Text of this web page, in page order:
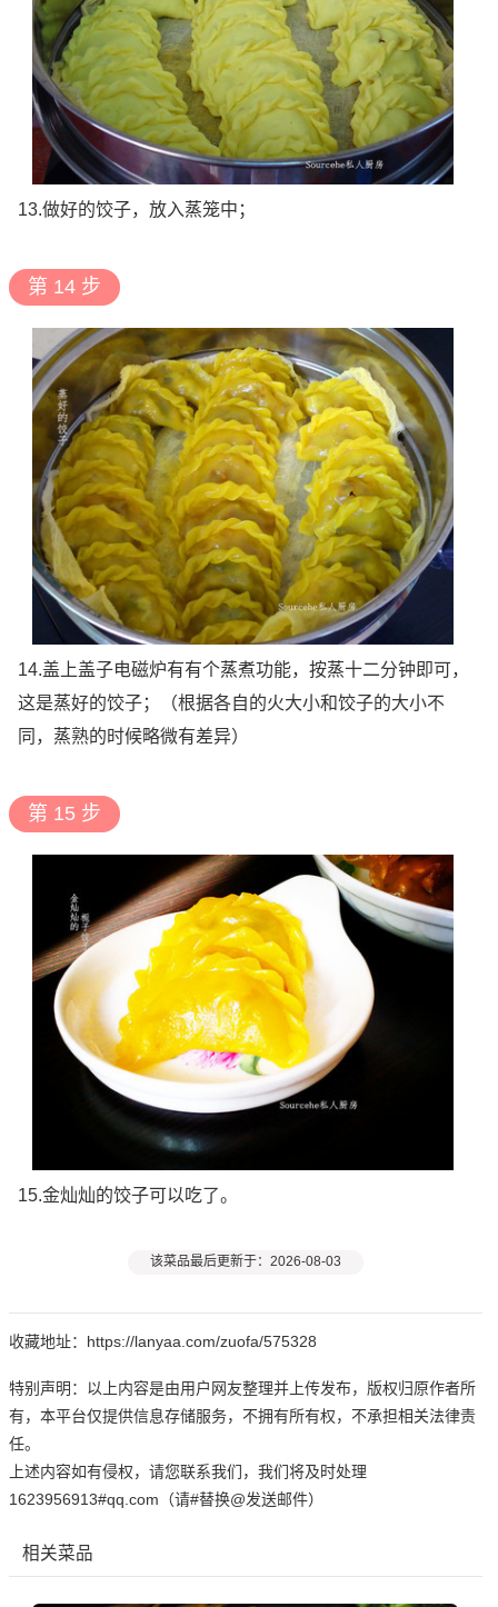
13.做好的饺子，放入蒸笼中；
第 14 步
14.盖上盖子电磁炉有有个蒸煮功能，按蒸十二分钟即可，
这是蒸好的饺子；（根据各自的火大小和饺子的大小不
同，蒸熟的时候略微有差异）
第 15 步
15.金灿灿的饺子可以吃了。
该菜品最后更新于：2026-08-03
收藏地址：https://lanyaa.com/zuofa/575328
特别声明：以上内容是由用户网友整理并上传发布，版权归原作者所
有，本平台仅提供信息存储服务，不拥有所有权，不承担相关法律责
任。
上述内容如有侵权，请您联系我们，我们将及时处理
1623956913#qq.com（请#替换@发送邮件）
相关菜品